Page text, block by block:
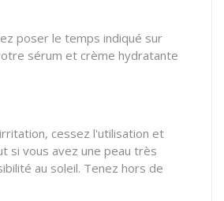
poser le temps indiqué sur
sérum et crème hydratante
cessez l'utilisation et
si vous avez une peau très
au soleil. Tenez hors de